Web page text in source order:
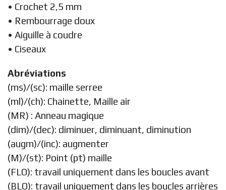
• Crochet 2,5 mm
• Rembourrage doux
• Aiguille à coudre
• Ciseaux
Abréviations
(ms)/(sc): maille serree
(ml)/(ch): Chainette, Maille air
(MR) : Anneau magique
(dim)/(dec): diminuer, diminuant, diminution
(augm)/(inc): augmenter
(M)/(st): Point (pt) maille
(FLO): travail uniquement dans les boucles avant
(BLO): travail uniquement dans les boucles arrières